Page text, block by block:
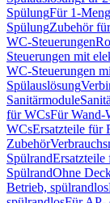
SpülungFür 1-
SpülungZubehör
WC-Steuerungen
Steuerungen mit
WC-Steuerungen
Spülauslösung
Sanitärmodule
für WCsFür Wand-
WCsErsatzteile für
Zubehör
Spülrand
SpülrandOhne
Betrieb, spülrandlos